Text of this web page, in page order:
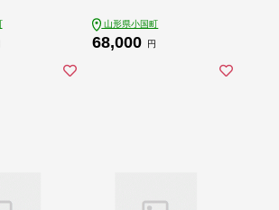
山形県小国町
68,000 円